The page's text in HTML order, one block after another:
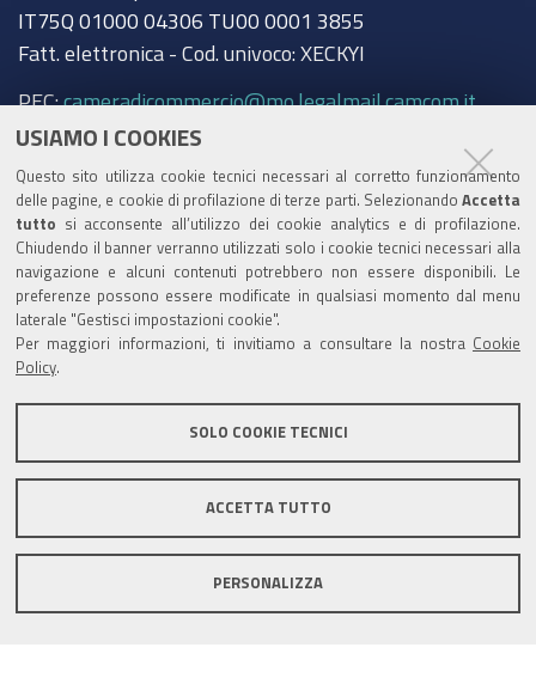
USIAMO I COOKIES
Questo sito utilizza cookie tecnici necessari al corretto funzionamento
delle pagine, e cookie di profilazione di terze parti. Selezionando Accetta
tutto si acconsente all’utilizzo dei cookie analytics e di profilazione.
Chiudendo il banner verranno utilizzati solo i cookie tecnici necessari alla
navigazione e alcuni contenuti potrebbero non essere disponibili. Le
preferenze possono essere modificate in qualsiasi momento dal menu
laterale "Gestisci impostazioni cookie".
Per maggiori informazioni, ti invitiamo a consultare la nostra Cookie
Policy
SOLO COOKIE TECNICI
ACCETTA TUTTO
PERSONALIZZA
IT75Q 01000 04306 TU00 0001 3855
Fatt. elettronica - Cod. univoco: XECKYI
PEC:cameradicommercio@mo.legalmail.camcom.it
Trasparenza
Amministrazione trasparente
Albo Camerale
Pubblicità Legale
Area riservata Amministratori
Informativa generale
Informative privacy
Accessibilità
Note legali
Informativa estesa sui cookie
Social media policy